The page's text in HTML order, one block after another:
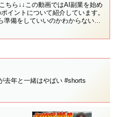
ちら↓↓この動画ではAI副業を始め
イントについて紹介しています。
備をしていいのかわからないと
去年と一緒はやばい #shorts